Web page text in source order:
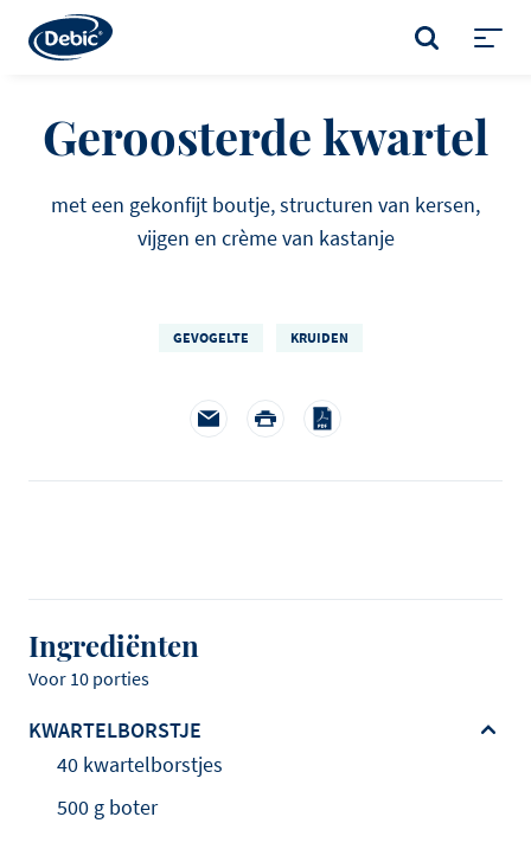
main
ZOEKEN
Geroosterde kwartel
met een gekonfijt boutje, structuren van kersen,
vijgen en crème van kastanje
GEVOGELTE KRUIDEN
Ingrediënten
Voor 10 porties
KWARTELBORSTJE
40 kwartelborstjes
500 g boter